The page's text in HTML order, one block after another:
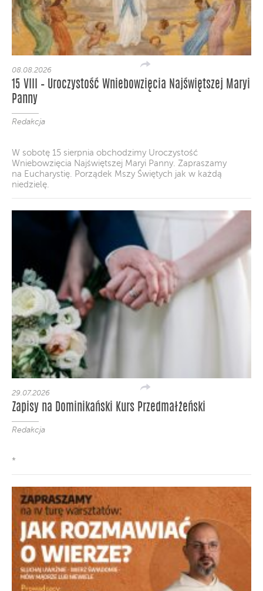
08.08.2026
15 VIII – Uroczystość Wniebowzięcia Najświętszej Maryi
Panny
Redakcja
W sobotę 15 sierpnia obchodzimy Uroczystość
Wniebowzięcia Najświętszej Maryi Panny. Zapraszamy
na Eucharystię. Porządek Mszy Świętych jak w każdą
niedzielę.
29.07.2026
Zapisy na Dominikański Kurs Przedmałżeński
Redakcja
*